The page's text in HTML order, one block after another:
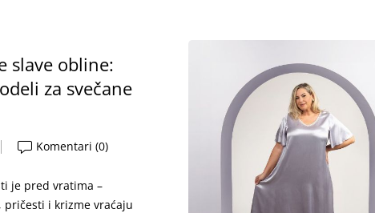
slave obline:
za svečane
Komentari (0)
je pred vratima –
pričesti i krizme vraćaju